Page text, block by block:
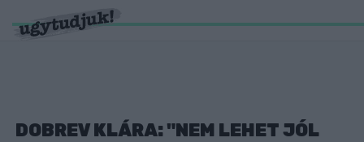
DOBREV KLÁRA: "NEM LEHET JÓL